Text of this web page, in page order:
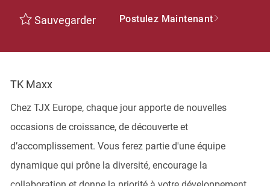
Sauvegarder Postulez Maintenant
TK Maxx
Chez TJX Europe, chaque jour apporte de nouvelles
occasions de croissance, de découverte et
d’accomplissement. Vous ferez partie d'une équipe
dynamique qui prône la diversité, encourage la